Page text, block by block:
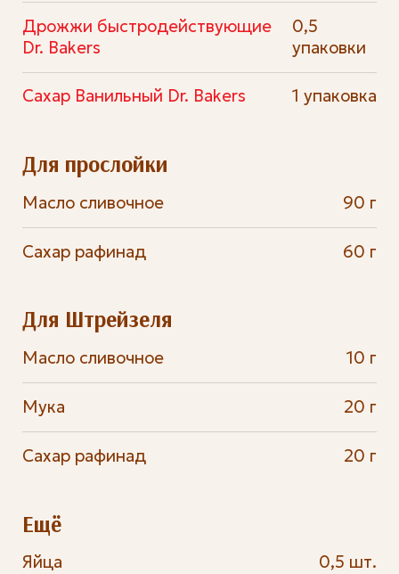
Дрожжи быстродействующие
Dr. Bakers
0,5
упаковки
Сахар Ванильный Dr. Bakers 1 упаковка
Для прослойки
Масло сливочное 90 г
Сахар рафинад 60 г
Для Штрейзеля
Масло сливочное 10 г
Мука 20 г
Сахар рафинад 20 г
Ещё
Яйца 0,5 шт.